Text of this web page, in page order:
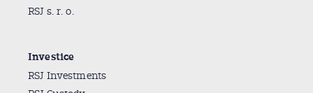
RSJ s. r. o.
Investice
RSJ Investments